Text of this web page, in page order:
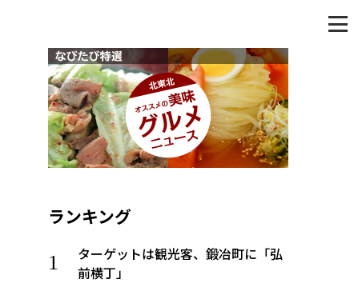
ランキング
ターゲットは観光客、鍛冶町に「弘
前横丁」